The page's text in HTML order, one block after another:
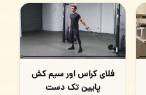
فلای کراس اور سیم کش
پایین تک دست